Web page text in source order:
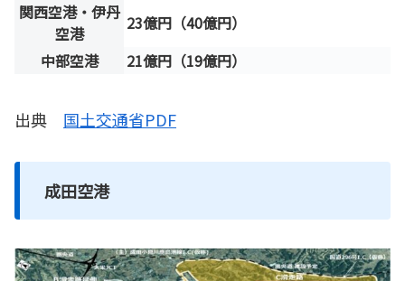
関西空港・伊丹
空港
23億円（40億円）
中部空港
21億円（19億円）
出典 国土交通省PDF
成田空港